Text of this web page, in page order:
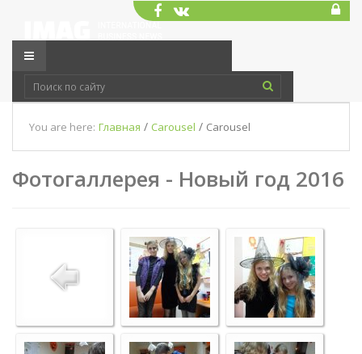
You are here: Главная / Carousel / Carousel
Фотогаллерея - Новый год 2016